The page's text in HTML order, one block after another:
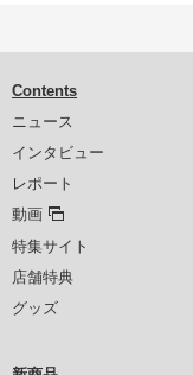
Contents
ニュース
インタビュー
レポート
動画
特集サイト
店舗特典
グッズ